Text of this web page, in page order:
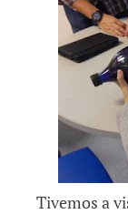
Tivemos a